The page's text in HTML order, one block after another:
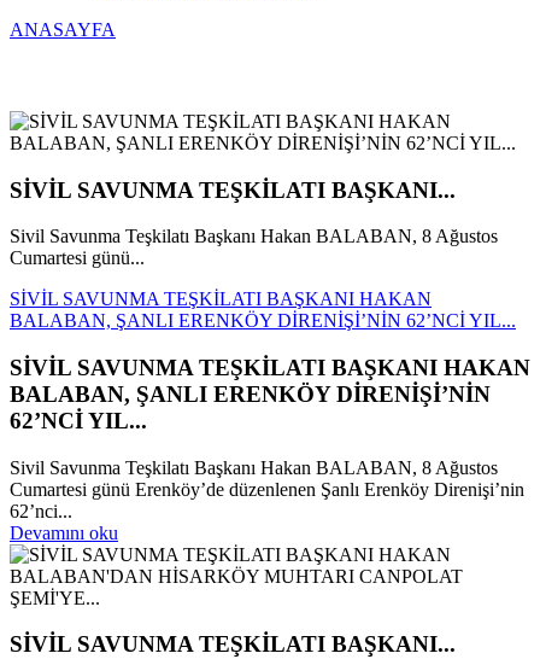
ANASAYFA
SİVİL SAVUNMA TEŞKİLATI BAŞKANI...
Sivil Savunma Teşkilatı Başkanı Hakan BALABAN, 8 Ağustos
Cumartesi günü...
SİVİL SAVUNMA TEŞKİLATI BAŞKANI HAKAN
BALABAN, ŞANLI ERENKÖY DİRENİŞİ’NİN 62’NCİ YIL...
SİVİL SAVUNMA TEŞKİLATI BAŞKANI HAKAN
BALABAN, ŞANLI ERENKÖY DİRENİŞİ’NİN
62’NCİ YIL...
Sivil Savunma Teşkilatı Başkanı Hakan BALABAN, 8 Ağustos
Cumartesi günü Erenköy’de düzenlenen Şanlı Erenköy Direnişi’nin
62’nci...
Devamını oku
SİVİL SAVUNMA TEŞKİLATI BAŞKANI...